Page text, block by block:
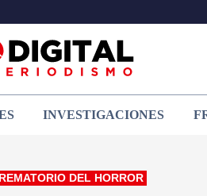
INVESTIGACIONES
DEL HORROR